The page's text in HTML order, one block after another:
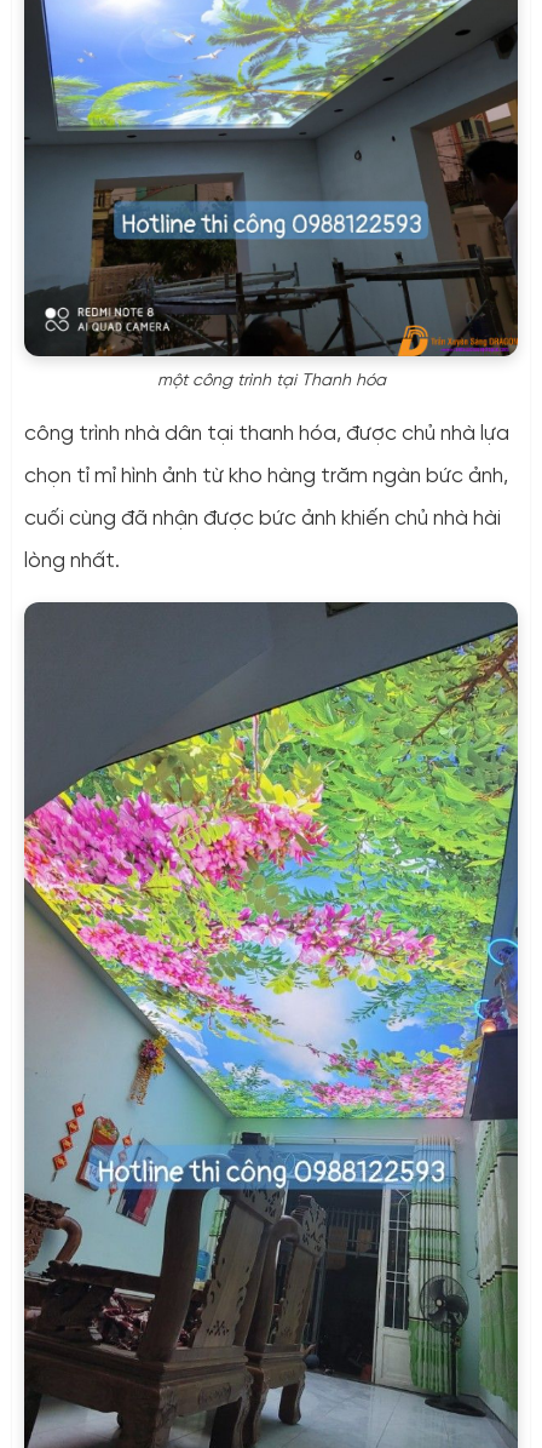
một công trình tại Thanh hóa
công trình nhà dân tại thanh hóa, được chủ nhà lựa
chọn tỉ mỉ hình ảnh từ kho hàng trăm ngàn bức ảnh,
cuối cùng đã nhận được bức ảnh khiến chủ nhà hài
lòng nhất.